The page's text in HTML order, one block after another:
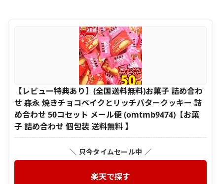
【レビュー特典あり】(全国送料無料)お菓子 詰め合わ
せ 森永 焼きチョコベイクとリッチバタークッキー 詰
め合わせ 50コセット メール便 (omtmb9474)【お菓
子 詰め合わせ 個包装 送料無料 】
＼ 只今タイムセール中 ／
楽天で探す